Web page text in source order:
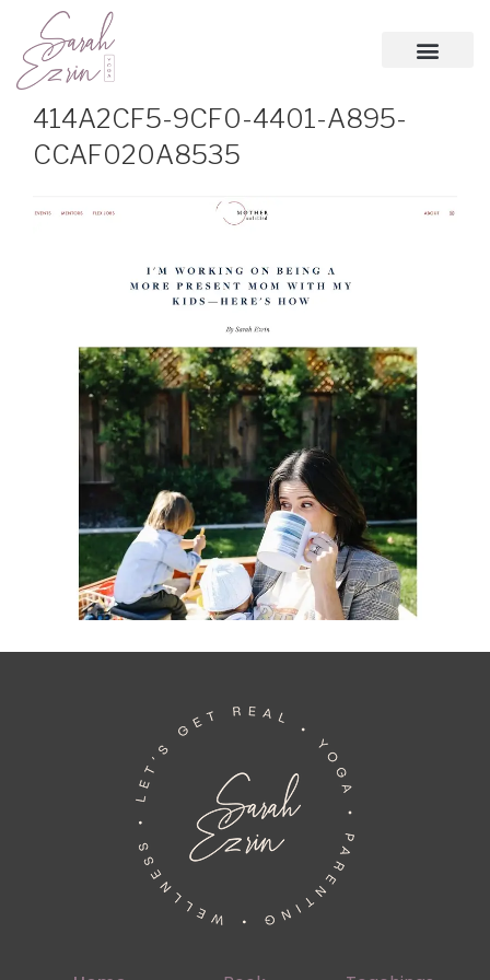
414A2CF5-9CF0-4401-A895-
CCAF020A8535